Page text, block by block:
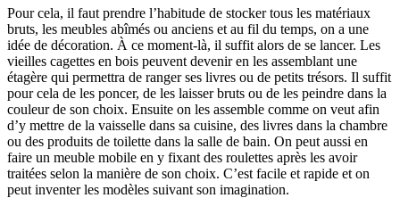
Pour cela, il faut prendre l’habitude de stocker tous les matériaux
bruts, les meubles abîmés ou anciens et au fil du temps, on a une
idée de décoration. À ce moment-là, il suffit alors de se lancer. Les
vieilles cagettes en bois peuvent devenir en les assemblant une
étagère qui permettra de ranger ses livres ou de petits trésors. Il suffit
pour cela de les poncer, de les laisser bruts ou de les peindre dans la
couleur de son choix. Ensuite on les assemble comme on veut afin
d’y mettre de la vaisselle dans sa cuisine, des livres dans la chambre
ou des produits de toilette dans la salle de bain. On peut aussi en
faire un meuble mobile en y fixant des roulettes après les avoir
traitées selon la manière de son choix. C’est facile et rapide et on
peut inventer les modèles suivant son imagination.